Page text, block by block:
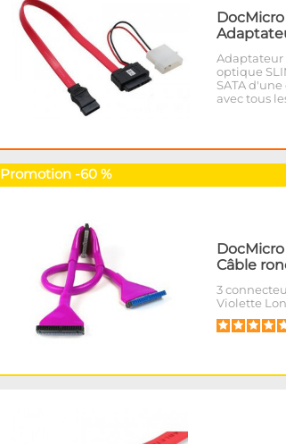
DocMicro
Adaptateur
optique
SATA
avec tous
Promotion -60 %
DocMicro
Câble
3
Violette